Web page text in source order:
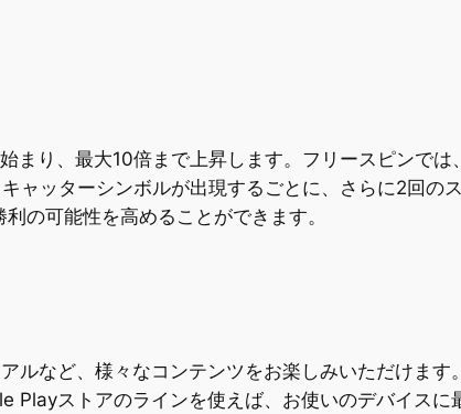
まり、最大10倍まで上昇します。フリースピンで
ャッターシンボルが出現するごとに、さらに2回の
の可能性を高めることができます。
ルなど、様々なコンテンツをお楽しみいただけます
Playストアのラインを使えば、お使いのデバイスに